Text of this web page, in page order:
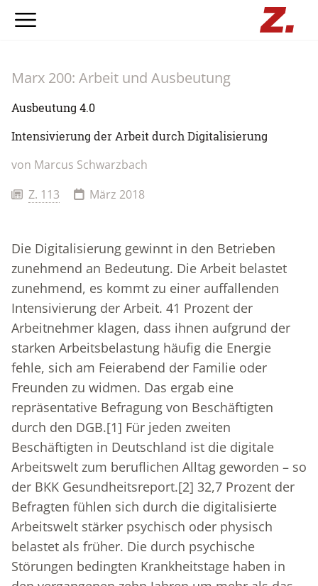
Marx 200: Arbeit und Ausbeutung
Ausbeutung 4.0
Intensivierung der Arbeit durch Digitalisierung
von Marcus Schwarzbach
Z. 113
März 2018
Die Digitalisierung gewinnt in den Betrieben
zunehmend an Bedeutung. Die Arbeit belastet
zunehmend, es kommt zu einer auffallenden
Intensivierung der Arbeit. 41 Prozent der
Arbeitnehmer klagen, dass ihnen aufgrund der
starken Arbeitsbelastung häufig die Energie
fehle, sich am Feierabend der Familie oder
Freunden zu widmen. Das ergab eine
repräsentative Befragung von Beschäftigten
durch den DGB.[1] Für jeden zweiten
Beschäftigten in Deutschland ist die digitale
Arbeitswelt zum beruflichen Alltag geworden – so
der BKK Gesundheitsreport.[2] 32,7 Prozent der
Befragten fühlen sich durch die digitalisierte
Arbeitswelt stärker psychisch oder physisch
belastet als früher. Die durch psychische
Störungen bedingten Krankheitstage haben in